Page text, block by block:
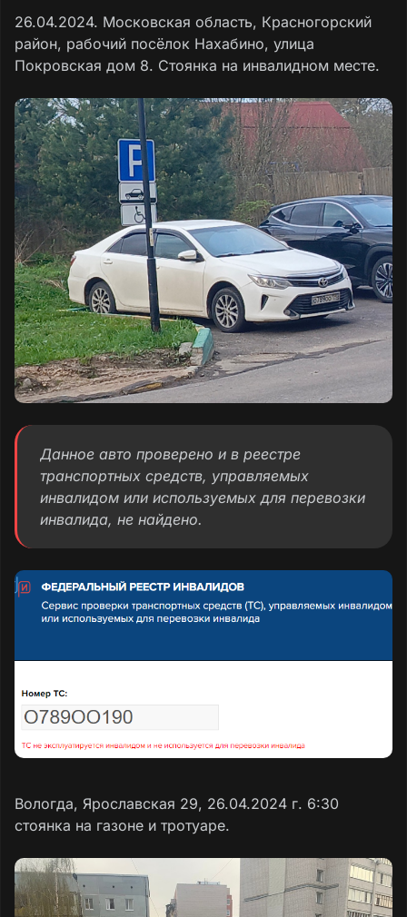
26.04.2024. Московская область, Красногорский
район, рабочий посёлок Нахабино, улица
Покровская дом 8. Стоянка на инвалидном месте.
Данное авто проверено и в реестре
транспортных средств, управляемых
инвалидом или используемых для перевозки
инвалида, не найдено.
Вологда, Ярославская 29, 26.04.2024 г. 6:30
стоянка на газоне и тротуаре.